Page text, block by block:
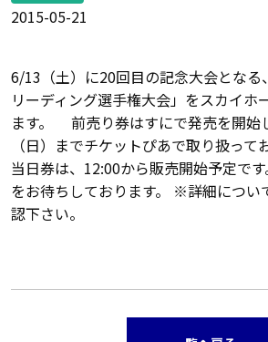
2015-05-21
6/13（土）に20回目の記念大会となる
リーディング選手権大会」をスカイホ
ます。 前売り券はすにで発売を開始
（日）までチケットぴあで取り扱っ
当日券は、12:00から販売開始予定で
をお待ちしております。 ※詳細につい
認下さい。